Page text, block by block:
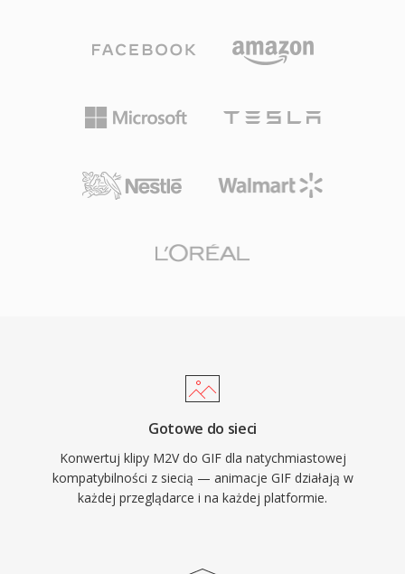
Gotowe do sieci
Konwertuj klipy M2V do GIF dla natychmiastowej
kompatybilności z siecią — animacje GIF działają w
każdej przeglądarce i na każdej platformie.